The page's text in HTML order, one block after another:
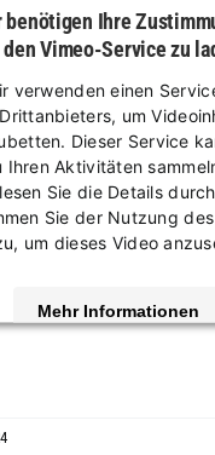
benötigen Ihre
den Vimeo-Service zu
verwenden einen
Drittanbieters, um
Dieser Service
Ihren Aktivitäten
lesen Sie die Details
Sie der Nutzung
um dieses Video
Mehr Informationen
Platform